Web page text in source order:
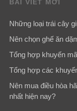
BÀI VIẾT MỚI
Những loại trái cây
Nên chọn ghế ăn
Tổng hợp khuyến
Tổng hợp các
Nên mua điều hòa
nhất hiện nay?